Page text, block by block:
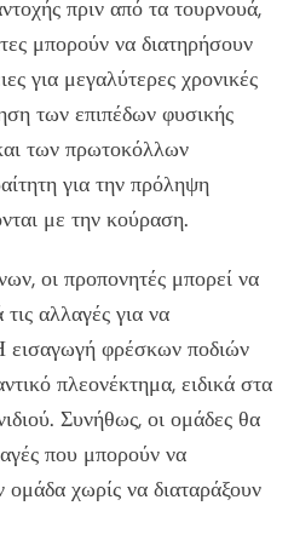
πριν από τα τουρνουά,
μπορούν να διατηρήσουν
για μεγαλύτερες χρονικές
των επιπέδων φυσικής
των πρωτοκόλλων
για την πρόληψη
με την κούραση.
οι προπονητές μπορεί να
αλλαγές για να
εισαγωγή φρέσκων ποδιών
πλεονέκτημα, ειδικά στα
Συνήθως, οι ομάδες θα
που μπορούν να
χωρίς να διαταράξουν